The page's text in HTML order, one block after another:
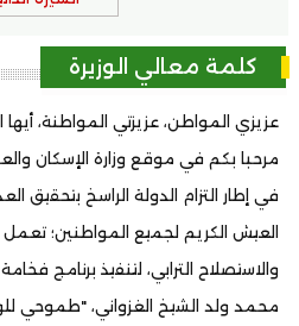
كلمة معالي الوزيرة
عزيزي المواطن، عزيزتي المواطنة، أيها
مرحبا بكم في موقع وزارة الإسكان
في إطار التزام الدولة الراسخ بتحقيق
العيش الكريم لجميع المواطنين؛ تعمل
والاستصلاح الترابي، لتنفيذ برنامج
محمد ولد الشيخ الغزواني، "طموحي